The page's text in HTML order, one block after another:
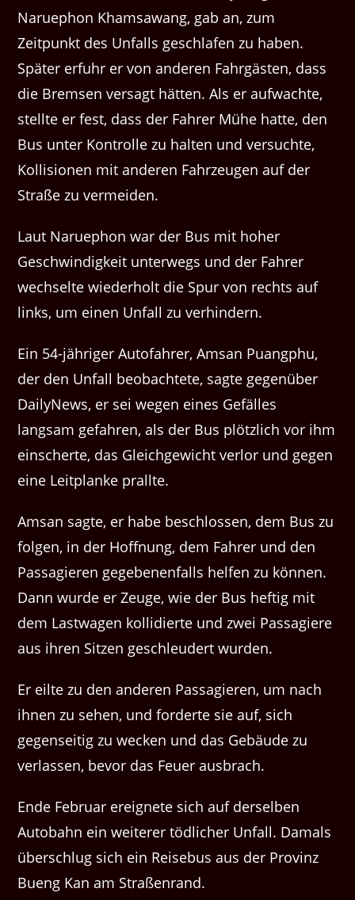
Naruephon Khamsawang, gab an, zum
Zeitpunkt des Unfalls geschlafen zu haben.
Später erfuhr er von anderen Fahrgästen, dass
die Bremsen versagt hätten. Als er aufwachte,
stellte er fest, dass der Fahrer Mühe hatte, den
Bus unter Kontrolle zu halten und versuchte,
Kollisionen mit anderen Fahrzeugen auf der
Straße zu vermeiden.
Laut Naruephon war der Bus mit hoher
Geschwindigkeit unterwegs und der Fahrer
wechselte wiederholt die Spur von rechts auf
links, um einen Unfall zu verhindern.
Ein 54-jähriger Autofahrer, Amsan Puangphu,
der den Unfall beobachtete, sagte gegenüber
DailyNews, er sei wegen eines Gefälles
langsam gefahren, als der Bus plötzlich vor ihm
einscherte, das Gleichgewicht verlor und gegen
eine Leitplanke prallte.
Amsan sagte, er habe beschlossen, dem Bus zu
folgen, in der Hoffnung, dem Fahrer und den
Passagieren gegebenenfalls helfen zu können.
Dann wurde er Zeuge, wie der Bus heftig mit
dem Lastwagen kollidierte und zwei Passagiere
aus ihren Sitzen geschleudert wurden.
Er eilte zu den anderen Passagieren, um nach
ihnen zu sehen, und forderte sie auf, sich
gegenseitig zu wecken und das Gebäude zu
verlassen, bevor das Feuer ausbrach.
Ende Februar ereignete sich auf derselben
Autobahn ein weiterer tödlicher Unfall. Damals
überschlug sich ein Reisebus aus der Provinz
Bueng Kan am Straßenrand.